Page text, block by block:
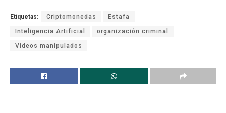
Etiquetas: Criptomonedas Estafa
Inteligencia Artificial organización criminal
Vídeos manipulados